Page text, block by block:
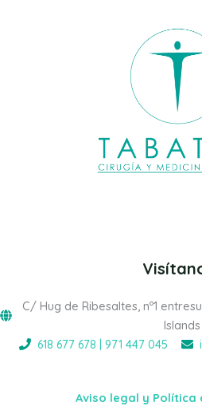
C/ Hug de Ribesaltes, nº1
Islands
618 677 678 | 971 447 045
Aviso legal y Política